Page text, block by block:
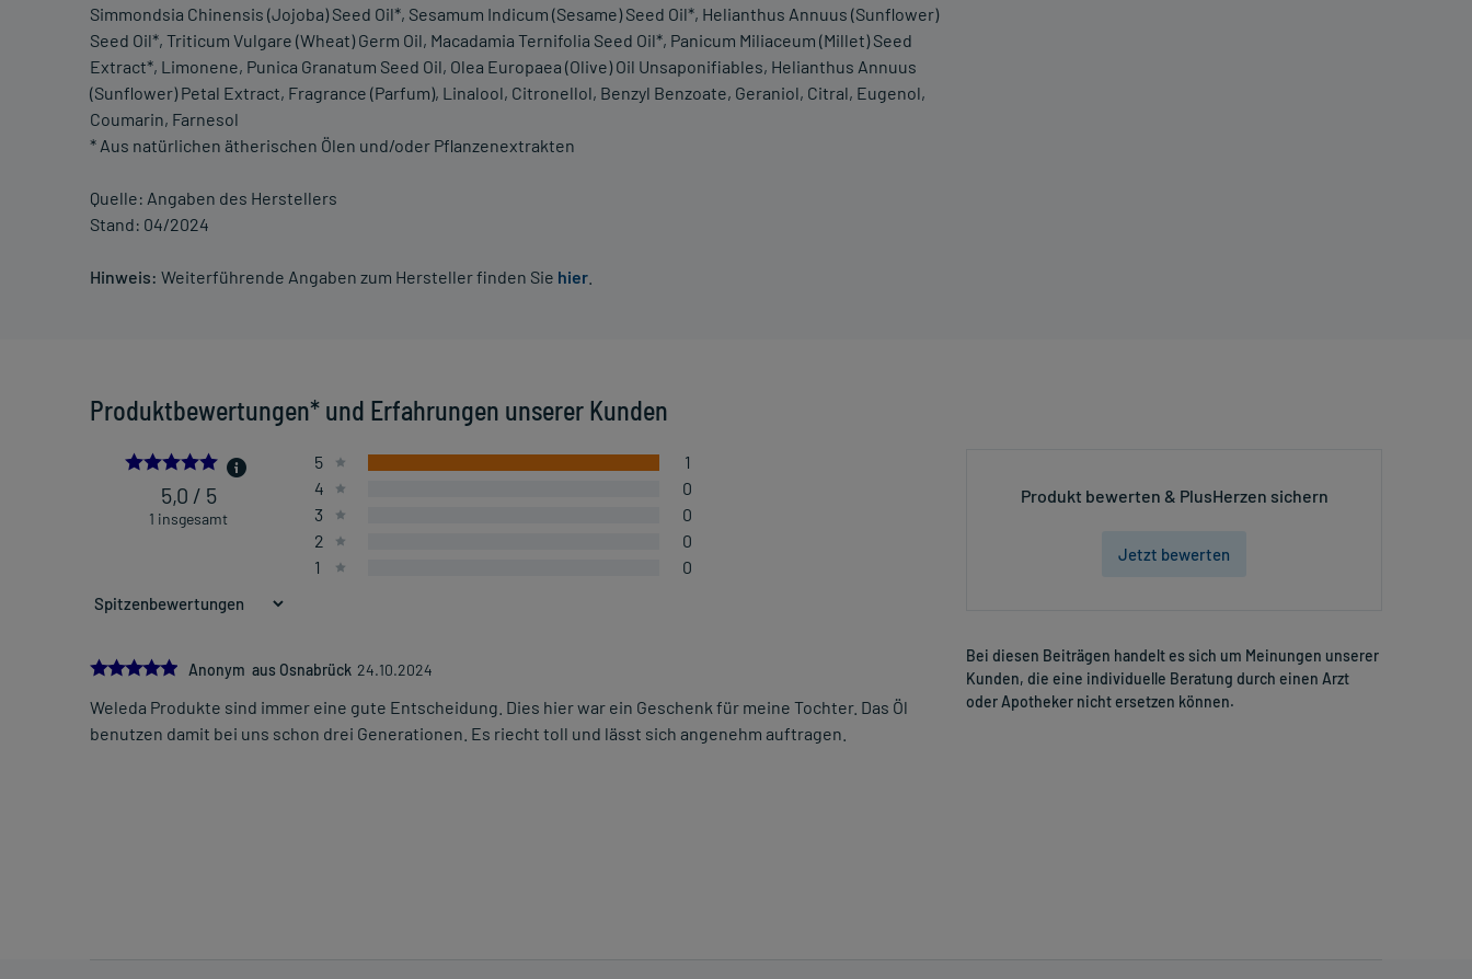
Simmondsia Chinensis (Jojoba) Seed Oil*, Sesamum Indicum (Sesame) Seed Oil*, Helianthus Annuus (Sunflower)
Seed Oil*, Triticum Vulgare (Wheat) Germ Oil, Macadamia Ternifolia Seed Oil*, Panicum Miliaceum (Millet) Seed
Extract*, Limonene, Punica Granatum Seed Oil, Olea Europaea (Olive) Oil Unsaponifiables, Helianthus Annuus
(Sunflower) Petal Extract, Fragrance (Parfum), Linalool, Citronellol, Benzyl Benzoate, Geraniol, Citral, Eugenol,
Coumarin, Farnesol
* Aus natürlichen ätherischen Ölen und/oder Pflanzenextrakten
Quelle: Angaben des Herstellers
Stand: 04/2024
Hinweis: Weiterführende Angaben zum Hersteller finden Sie hier
Produktbewertungen* und Erfahrungen unserer Kunden
5.0
5,0 / 5
1 insgesamt
5
1
4
0
3
0
2
0
1
0
5.0
Anonym aus Osnabrück 24.10.2024
Weleda Produkte sind immer eine gute Entscheidung. Dies hier war ein Geschenk für meine Tochter. Das Öl
benutzen damit bei uns schon drei Generationen. Es riecht toll und lässt sich angenehm auftragen.
Produkt bewerten & PlusHerzen sichern
Jetzt bewerten
Bei diesen Beiträgen handelt es sich um Meinungen unserer
Kunden, die eine individuelle Beratung durch einen Arzt
oder Apotheker nicht ersetzen können.